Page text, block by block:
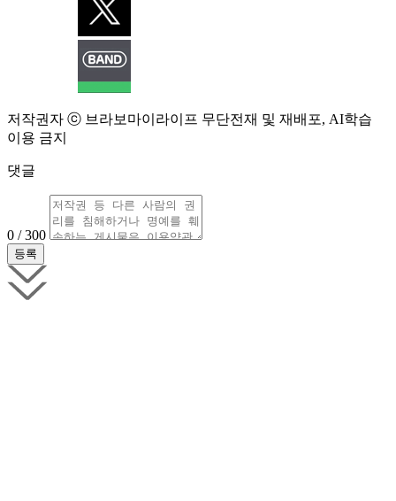
저작권자 ⓒ 브라보마이라이프 무단전재 및 재배포, AI학습
이용 금지
댓글
0 / 300